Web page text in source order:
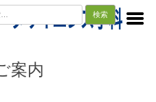
案内